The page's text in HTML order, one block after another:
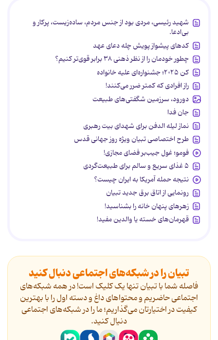
شهید رئیسی، مردی بود از جنس مردم، ساده‌زیست، پرکار و
بی‌ادعا.
کدهای پیشواز پویش چله دعای عهد
چطور خودمان را از نظر ذهنی ۳۸ برابر قوی‌تر کنیم؟
کن ۲۰۲۵؛ جشنواره‌ای علیه خانواده
راز افرادی که کمتر ضرر می‌کنند!
دورود، سرزمین شگفتی‌های طبیعت
جان فدا
نماز لیله الدفن برای شهدای بیت رهبری
طرح اختصاصی تبیان ویژه روز جهانی قدس
فومو؛ غول جیب‌بر فضای مجازی!
۵ غذای سریع و سالم برای طبیعت‌گردی
نتیجه حمله آمریکا به ایران چیست؟
رونمایی از اتاق برق جدید تبیان
زهرهای پنهان خانه را بشناسید!
قهرمان‌های خسته یا والدین مفید!
تبیان را در شبکه‌های اجتماعی دنبال کنید
فاصله شما با تبیان تنها یک کلیک است! در همه شبکه‌های
اجتماعی حاضریم و محتواهای داغ و دسته اول را با بهترین
کیفیت در اختیارتان می‌گذاریم؛ ما را در شبکه‌های اجتماعی
دنیال کنید.